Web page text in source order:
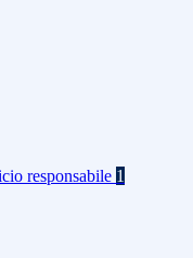
responsabile 1